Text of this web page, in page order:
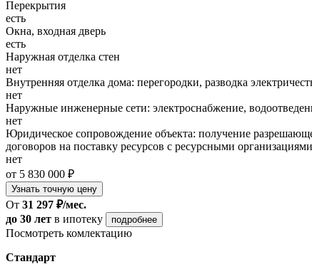
Перекрытия
есть
Окна, входная дверь
есть
Наружная отделка стен
нет
Внутренняя отделка дома: перегородки, разводка
нет
Наружные инженерные сети: электроснабжение,
нет
Юридическое сопровождение объекта: получение
договоров на поставку ресурсов с ресурсными
нет
от 5 830 000 ₽
Узнать точную цену
От 31 297 ₽/мес.
до 30 лет в ипотеку подробнее
Посмотреть комлектацию
Стандарт